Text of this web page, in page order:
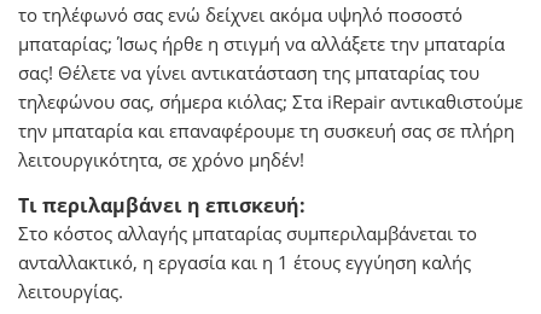
το τηλέφωνό σας ενώ δείχνει ακόμα υψηλό ποσοστό
μπαταρίας; Ίσως ήρθε η στιγμή να αλλάξετε την μπαταρία
σας! Θέλετε να γίνει αντικατάσταση της μπαταρίας του
τηλεφώνου σας, σήμερα κιόλας; Στα iRepair αντικαθιστούμε
την μπαταρία και επαναφέρουμε τη συσκευή σας σε πλήρη
λειτουργικότητα, σε χρόνο μηδέν!
Τι περιλαμβάνει η επισκευή:
Στο κόστος αλλαγής μπαταρίας συμπεριλαμβάνεται το
ανταλλακτικό, η εργασία και η 1 έτους εγγύηση καλής
λειτουργίας.